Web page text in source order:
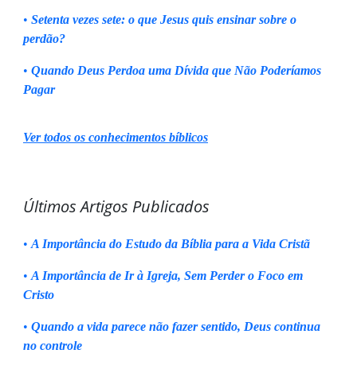
• Setenta vezes sete: o que Jesus quis ensinar sobre o
perdão?
• Quando Deus Perdoa uma Dívida que Não Poderíamos
Pagar
Ver todos os conhecimentos bíblicos
Últimos Artigos Publicados
• A Importância do Estudo da Bíblia para a Vida Cristã
• A Importância de Ir à Igreja, Sem Perder o Foco em
Cristo
• Quando a vida parece não fazer sentido, Deus continua
no controle